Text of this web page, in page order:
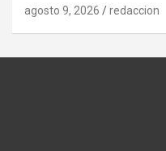
agosto 9, 2026 redaccion